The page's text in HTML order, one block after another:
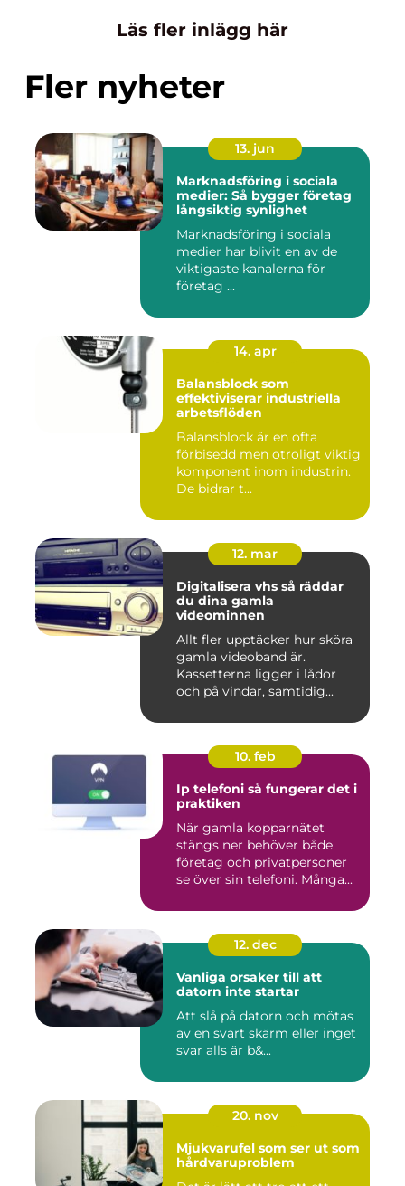
Läs fler inlägg här
Fler nyheter
13. jun
Marknadsföring i sociala
medier: Så bygger företag
långsiktig synlighet
Marknadsföring i sociala
medier har blivit en av de
viktigaste kanalerna för
företag ...
14. apr
Balansblock som
effektiviserar industriella
arbetsflöden
Balansblock är en ofta
förbisedd men otroligt viktig
komponent inom industrin.
De bidrar t...
12. mar
Digitalisera vhs så räddar
du dina gamla
videominnen
Allt fler upptäcker hur sköra
gamla videoband är.
Kassetterna ligger i lådor
och på vindar, samtidig...
10. feb
Ip telefoni så fungerar det i
praktiken
När gamla kopparnätet
stängs ner behöver både
företag och privatpersoner
se över sin telefoni. Många...
12. dec
Vanliga orsaker till att
datorn inte startar
Att slå på datorn och mötas
av en svart skärm eller inget
svar alls är b&...
20. nov
Mjukvarufel som ser ut som
hårdvaruproblem